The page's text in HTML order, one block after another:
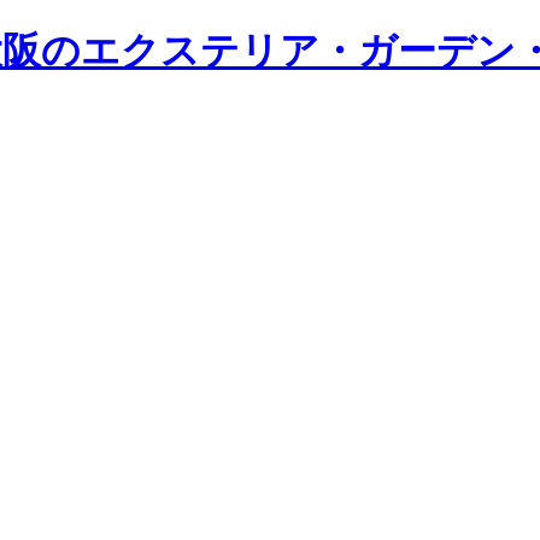
のエクステリア・ガーデン